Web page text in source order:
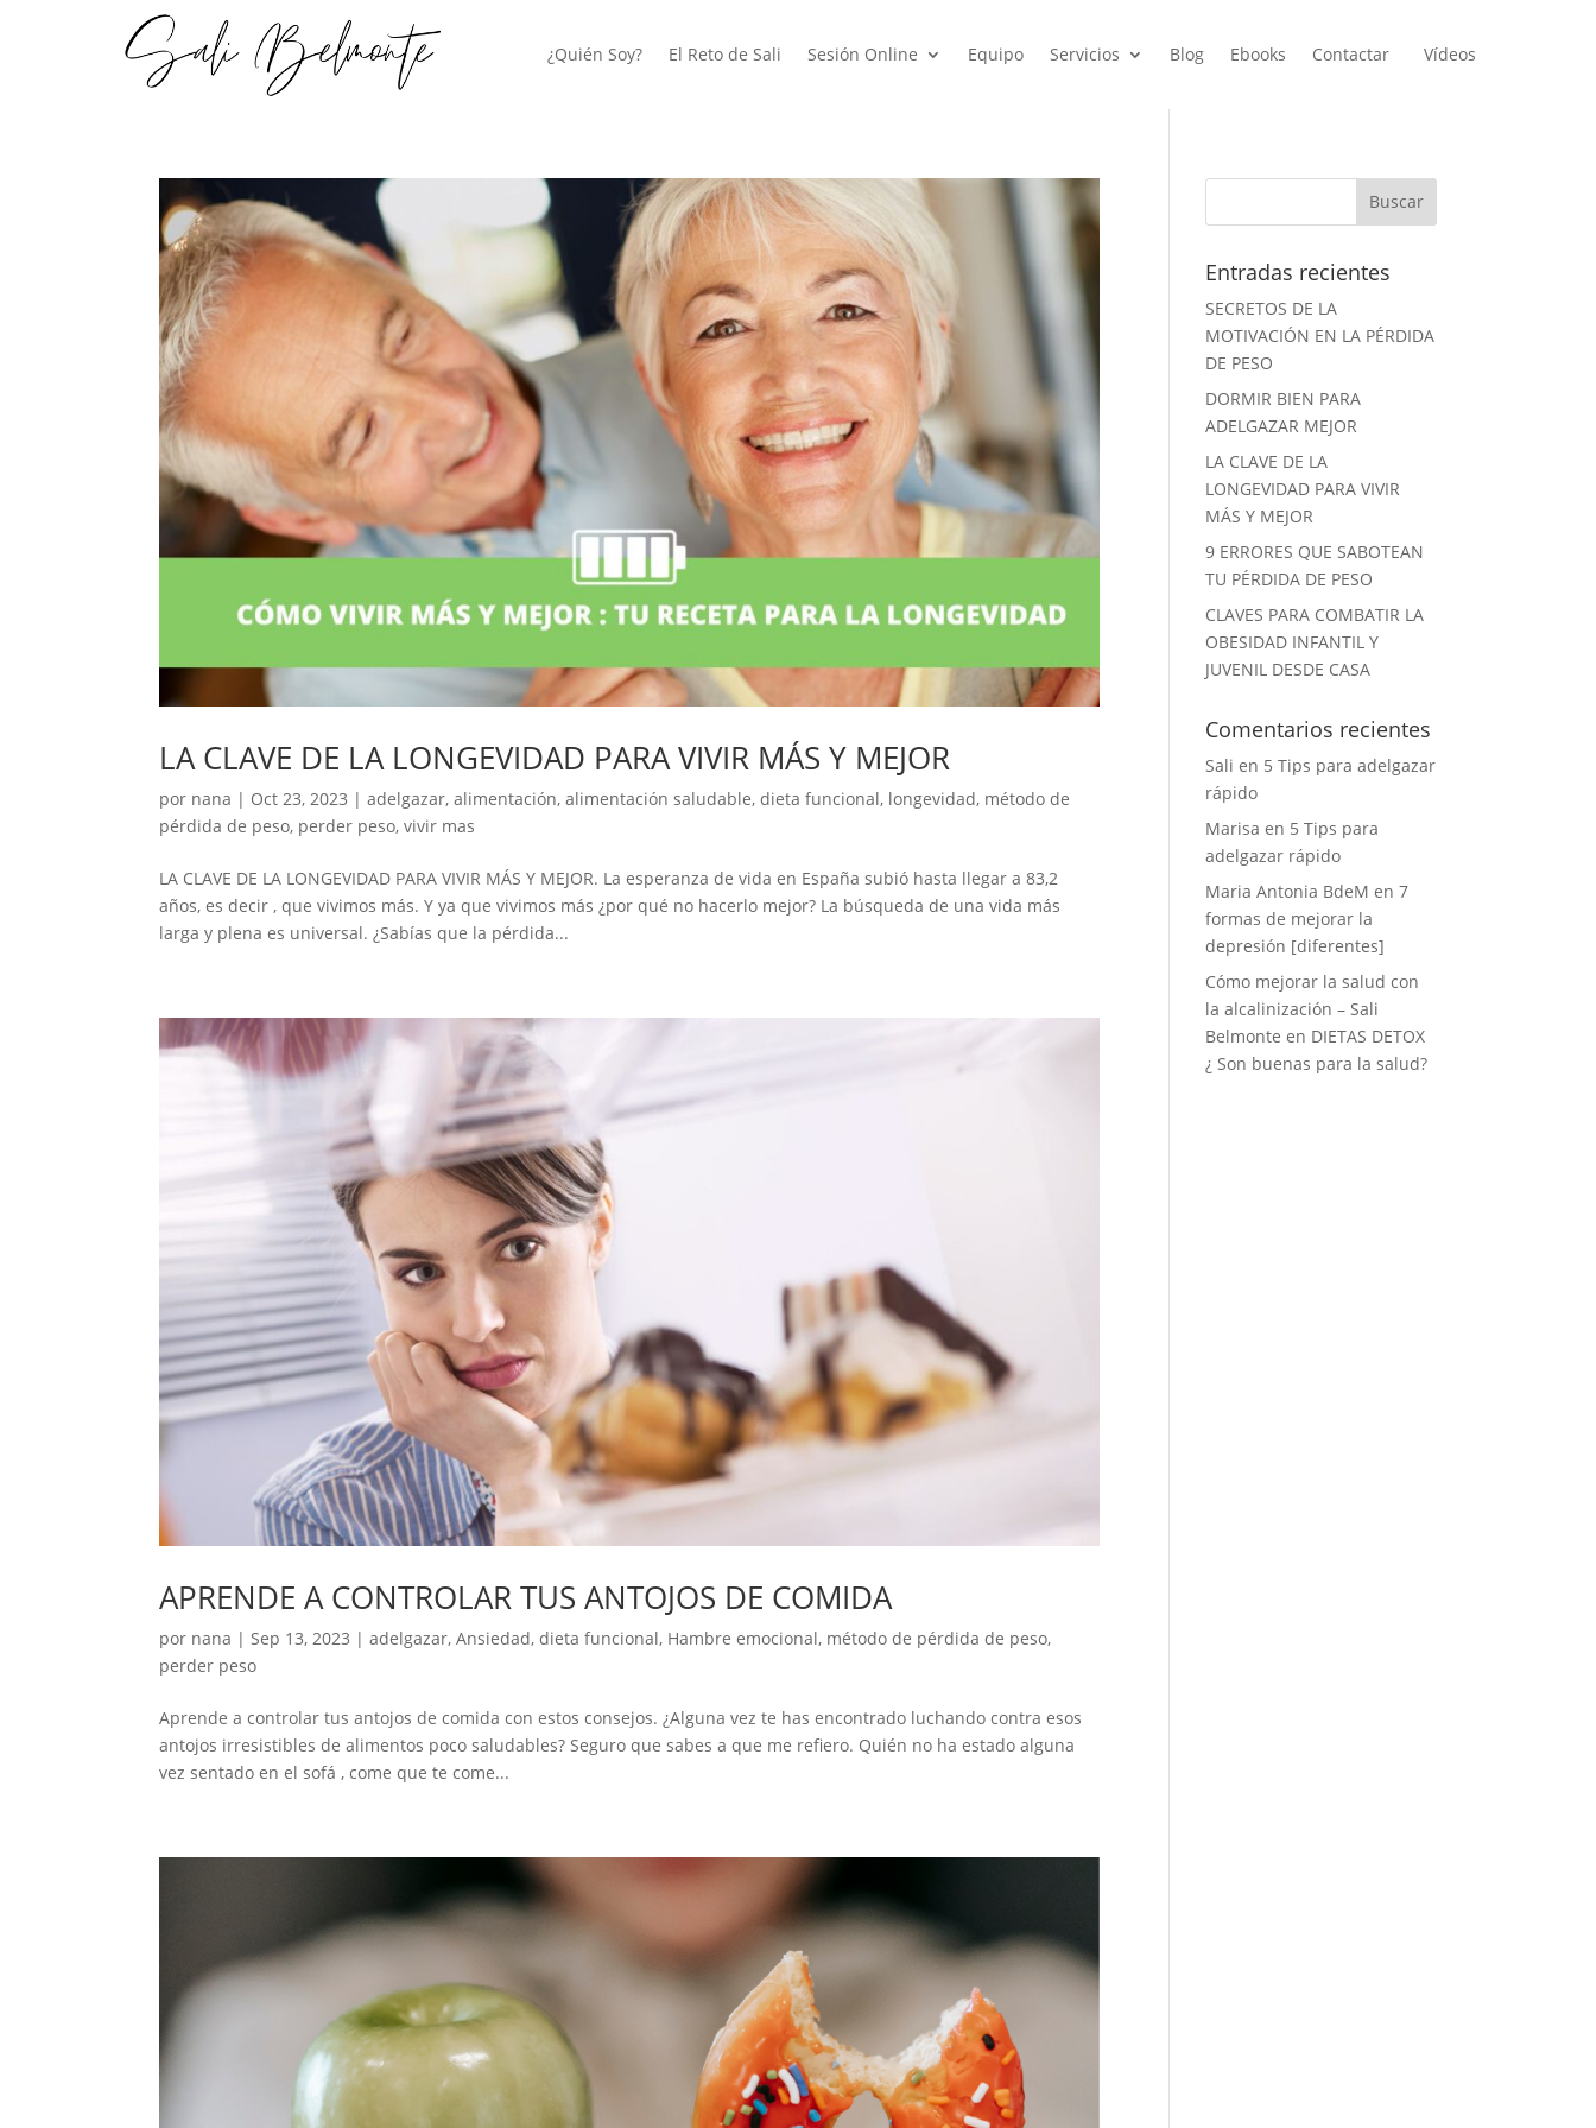
¿Quién Soy? El Reto de Sali Sesión Online Equipo Servicios Blog Ebooks Contactar Vídeos
LA CLAVE DE LA LONGEVIDAD PARA VIVIR MÁS Y MEJOR
por nana | Oct 23, 2023 |adelgazar,alimentación,alimentación saludable,dieta funcional, longevidad, método de
pérdida de peso, perder peso,vivir mas
LA CLAVE DE LA LONGEVIDAD PARA VIVIR MÁS Y MEJOR. La esperanza de vida en España subió hasta llegar a 83,2
años, es decir , que vivimos más. Y ya que vivimos más ¿por qué no hacerlo mejor? La búsqueda de una vida más
larga y plena es universal. ¿Sabías que la pérdida...
APRENDE A CONTROLAR TUS ANTOJOS DE COMIDA
por nana | Sep 13, 2023 |adelgazar,Ansiedad,dieta funcional, Hambre emocional, método de pérdida de peso,
perder peso
Aprende a controlar tus antojos de comida con estos consejos. ¿Alguna vez te has encontrado luchando contra esos
antojos irresistibles de alimentos poco saludables? Seguro que sabes a que me refiero. Quién no ha estado alguna
vez sentado en el sofá , come que te come...
Entradas recientes
SECRETOS DE LA
MOTIVACIÓN EN LA PÉRDIDA
DE PESO
DORMIR BIEN PARA
ADELGAZAR MEJOR
LA CLAVE DE LA
LONGEVIDAD PARA VIVIR
MÁS Y MEJOR
9 ERRORES QUE SABOTEAN
TU PÉRDIDA DE PESO
CLAVES PARA COMBATIR LA
OBESIDAD INFANTIL Y
JUVENIL DESDE CASA
Comentarios recientes
Sali en 5 Tips para adelgazar
rápido
Marisa en 5 Tips para
adelgazar rápido
Maria Antonia BdeM en7
formas de mejorar la
depresión [diferentes]
Cómo mejorar la salud con
la alcalinización – Sali
Belmonte en DIETAS DETOX
¿ Son buenas para la salud?